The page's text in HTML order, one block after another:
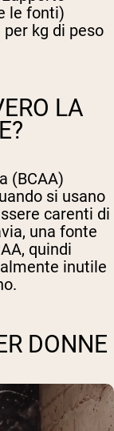
le fonti)
kg di peso
LA
(BCAA)
si usano
carenti di
una fonte
quindi
inutile
DONNE